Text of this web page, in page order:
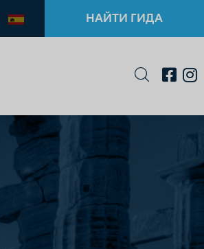
НАЙТИ ГИДА